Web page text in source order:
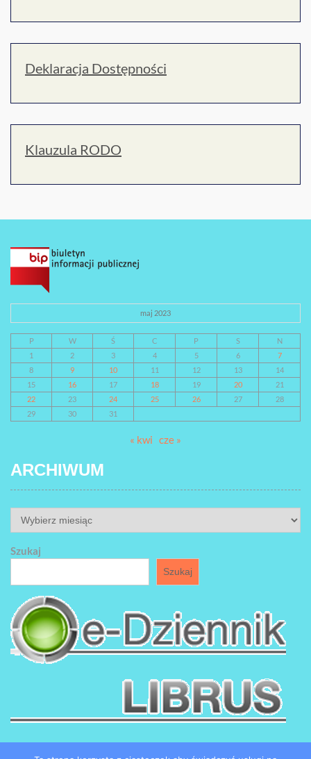
Deklaracja Dostępności
Klauzula RODO
maj 2023
P W Ś C P S
N
1
2 3 4 5 6
7
8
9 10 11 12 13
14
15
16 17 18 19 20
21
22
23 24 25 26 27
28
29
30 31
« kwi cze »
ARCHIWUM
ARCHIWUM
Szukaj
Szukaj